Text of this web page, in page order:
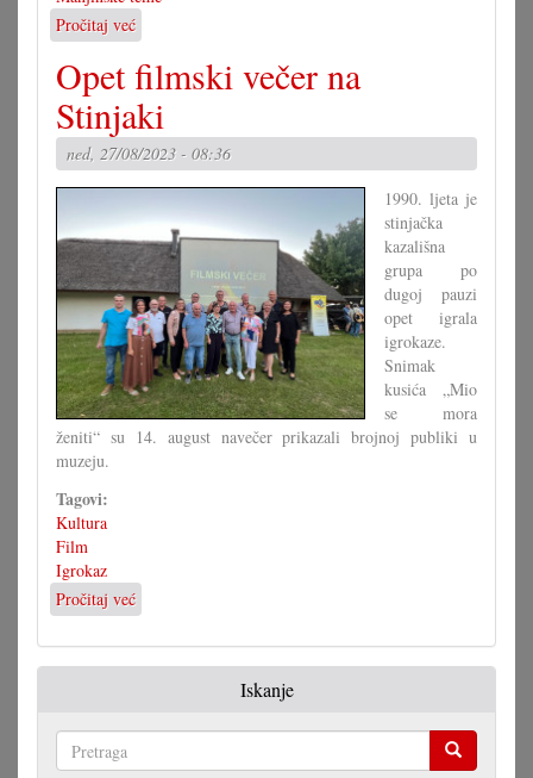
Pročitaj već
Bobac
i
Bobica
novi
crtani
film
za
dicu
Opet filmski večer na
Stinjaki
ned, 27/08/2023 - 08:36
1990. ljeta je
stinjačka
kazališna
grupa po
dugoj pauzi
opet igrala
igrokaze.
Snimak
kusića „Mio
se mora
ženiti“ su 14. august navečer prikazali brojnoj publiki u
muzeju.
Tagovi:
Kultura
Film
Igrokaz
Pročitaj već
Opet
filmski
večer
Iskanje